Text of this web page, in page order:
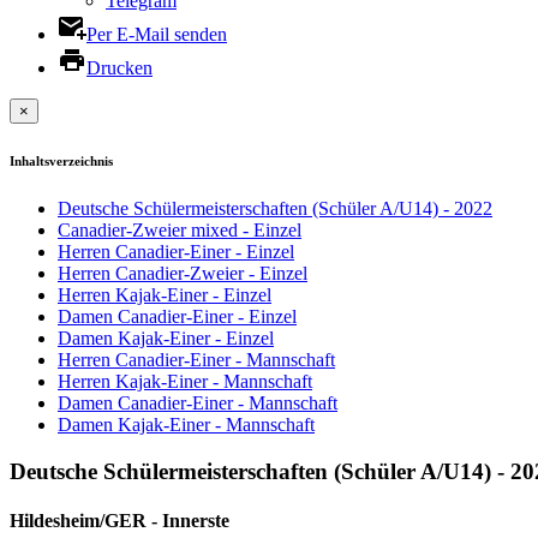
Per E-Mail senden
Drucken
×
Inhaltsverzeichnis
Deutsche Schülermeisterschaften (Schüler A/U14) - 2022
Canadier-Zweier mixed - Einzel
Herren Canadier-Einer - Einzel
Herren Canadier-Zweier - Einzel
Herren Kajak-Einer - Einzel
Damen Canadier-Einer - Einzel
Damen Kajak-Einer - Einzel
Herren Canadier-Einer - Mannschaft
Herren Kajak-Einer - Mannschaft
Damen Canadier-Einer - Mannschaft
Damen Kajak-Einer - Mannschaft
Deutsche Schülermeisterschaften (Schüler A/U14) -
Hildesheim/GER - Innerste